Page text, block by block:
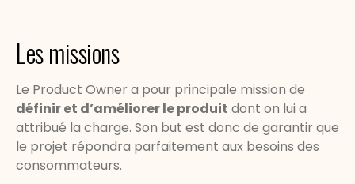
Les missions
Le Product Owner a pour principale mission de
définir et d’améliorer le produit dont on lui a
attribué la charge. Son but est donc de garantir que
le projet répondra parfaitement aux besoins des
consommateurs.